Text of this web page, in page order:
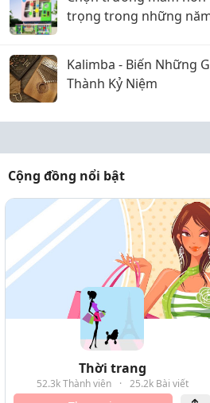
trọng trong những
Kalimba - Biến Những
Thành Kỷ Niệm
Cộng đồng nổi bật
Thời trang
52.3k Thành viên · 25.2k Bài viết